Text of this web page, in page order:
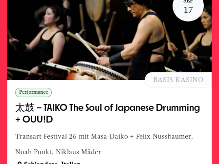
17
Performance
太鼓 – TAIKO The Soul of Japanese Drumming
+ OUU!D
Transart Festival 26 mit Masa-Daiko + Felix Nussbaumer,
Noah Punkt, Niklaus Mäder
BASIS KASINO